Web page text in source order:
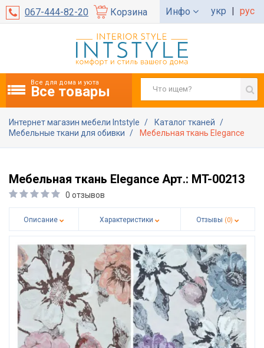
067-444-82-20 Корзина Инфо укр | рус
Все для дома и уюта
Все товары
Интернет магазин мебели Intstyle
Каталог тканей
Мебельные ткани для обивки
Мебельная ткань Elegance
Мебельная ткань Elegance Арт.: MT-00213
0 отзывов
Описание Характеристики Отзывы (0)